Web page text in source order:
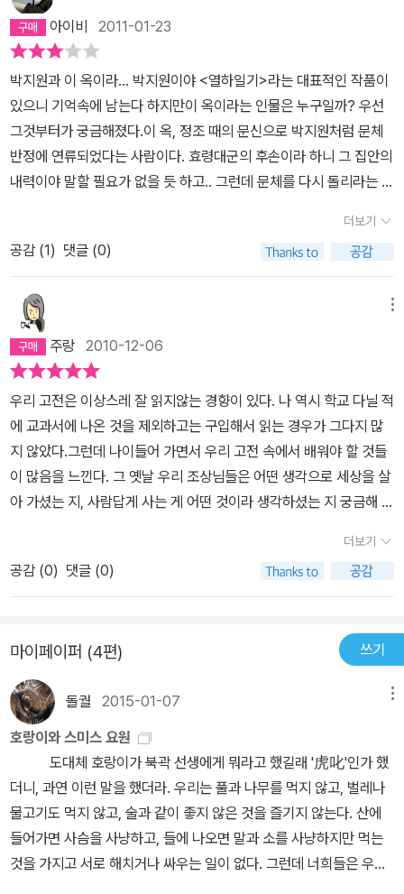
아이비 2011-01-23
박지원과 이 옥이라... 박지원이야 <열하일기>라는 대표적인 작품이
있으니 기억속에 남는다 하지만이 옥이라는 인물은 누구일까? 우선
그것부터가 궁금해졌다.이 옥, 정조 때의 문신으로 박지원처럼 문체
반정에 연류되었다는 사람이다. 효령대군의 후손이라 하니 그 집안의
내력이야 말할 필요가 없을 듯 하고.. 그런데 문체를 다시 돌리라는 정
집을 꺾지 않았던 모양이다. 문제의 인물로 낙인찍혀 벼슬길에 나아
가지 못했다니 하는 말이다. 정조는 성균관 유생이던 이 옥에게도 전
통적 격식을 갖춘 문장을 지어 바치도록 했다고 한다. 도대체 왜 세상
의 이야기에 관심을 가지는 것이 천박한문체인 것일까? 전통적 예의
와 도덕을 갖춘 문장이라는 것은 어떤 것인가? 박지원의 <열하일기>
로 비롯되어진 문체반정..사실 말이야 바른 말이지 문체반정이 가져
온 우리 문화의 퇴보는 상당했을거라고 본다. 패관문학이라고는 했지
만 실상은 백성들의 참모습이었던 까닭에 어쩌면 왕의 입장에서 생각
해 볼 때 껄끄럽거나 불편한 진실이 될 수도 있었을테니 말이다.책 속
에는 박지원과 이 옥의 작품 일곱편이 실려있다. 박지원의 작품으로<
광문자전>, <허생전>, <양반전>, <호질>이 있으며 이 옥의 작품으
로는 <최생원전>, <이홍전>, <심생전>이 있다.<허생전>이나 <양
반전>, <호질>은많이 들어 낯설지 않았으나 이 옥의 작품은 생소했
다. 이 책은 아이들에게 우리 고전을 읽게하고 싶은 마음이 비쳐지는
시한번 살펴보고 싶다는 욕심이 생겨나 가까이 하게 된 책이지만 사
실 아들녀석에게 읽히고픈 욕심이 더 컸다. 어느 책에선가 말하길 박
지원의 <양반전>이 신분제도를 타파하기 위한 것이 아니라 오히려
더욱 공고히 하기 위한 것임을 숨겨두었다고 했었다. 가만히 살펴보
면 그런 면이 느껴지기도 한다. <허생전>을 통해서도 그런 것을 찾아
볼 수가 있었다. 단순히 책만 읽던 선비가 어느날 갑짜기 책상을 물리
고 세상속으로 나아가 성공한다는 것은 살아내야 할 현실이 그렇게
쉽게 용납해줄 수 있는 것은 아닌 까닭이다. 그럼에도 불구하고 허생
은 책상물림만 하는 양반이기를 고집하고 있다. 어찌보면 <호질>에
서 보여지듯이 요목조목 따지고드는 호랑이의 말투를 빌어 양반을 혼
더보기
공감 (1) 댓글 (0)
주랑 2010-12-06
우리 고전은 이상스레 잘 읽지않는 경향이 있다. 나 역시 학교 다닐 적
에 교과서에 나온 것을 제외하고는 구입해서 읽는 경우가 그다지 많
지 않았다.그런데 나이들어 가면서 우리 고전 속에서 배워야 할 것들
이 많음을 느낀다. 그 옛날 우리 조상님들은 어떤 생각으로 세상을 살
아 가셨는 지, 사람답게 사는 게 어떤 것이라 생각하셨는 지 궁금해 읽
으로 구입한 책이다.어린이들이 우리 고전 속에서 해학과 사람 냄새
나는 이야기와 선조들의 지혜로움을 배웠으면 하는 마음에서 말이다.
박지원이란 이름은 우리 고전에서 빠지지 않는 이름이니 더 말 할 나
쓴 글이란 생각이 든다.박지원 원작거지 왕초 광문이 - 광문자전: 이
이야기는 읽으면 어떤 사람이 진짜 거지 같은 사람인지 알게 한다. 광
문이 처럼 거저 얻어 먹지 않으려고 하는 사람이 진짜 제대로 된 사람
이란 생각을 한다.허생, 책을 덮고 나서다 - 허생전 : 현재에도허생 같
은 사람이 없진 않으리라 생각하지만 생각이 폭이 다름을느낄 수 있
다. 하지만 달리 생각해 보면 참으로 가족을 잘 돌볼 사람으로는 안 느
껴진다. ㅎㅎㅎ양반이냐 날도둑이냐 - 양반전 : 돈 주고 사려고 했던
양반이 얼마나 사람답지 못한 사람들인 지 알게 하는 이야기로 지금
도 높은 직위에 있으면서 남의 모범이 될만한 사람이 얼마나 될 지....
더보기
공감 (0) 댓글 (0)
마이페이퍼 (4편) 쓰기
돌궐 2015-01-07
호랑이와 스미스 요원
도대체 호랑이가 북곽 선생에게 뭐라고 했길래 '虎叱'인가 했
더니, 과연 이런 말을 했더라. 우리는 풀과 나무를 먹지 않고, 벌레나
물고기도 먹지 않고, 술과 같이 좋지 않은 것을 즐기지 않는다. 산에
들어가면 사슴을 사냥하고, 들에 나오면 말과 소를 사냥하지만 먹는
것을 가지고 서로 해치거나 싸우는 일이 없다. 그런데 너희들은 우리